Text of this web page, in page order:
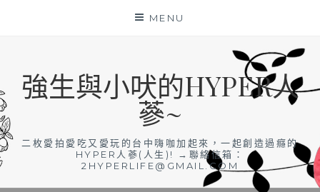
MENU
強生與小吠的HYPER人
蔘~
二枚愛拍愛吃又愛玩的台中嗨咖加起來，一起創造過癮的
HYPER人蔘(人生)! →聯絡信箱：
2HYPERLIFE@GMAIL.COM